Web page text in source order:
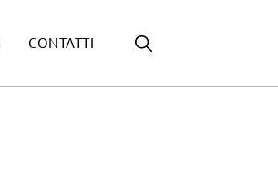
CONTATTI